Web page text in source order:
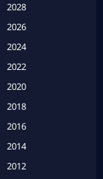
ริง(2)
(20)
(16)
2028
2026
2024
2022
2020
2018
2016
2014
2012